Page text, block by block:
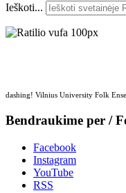
Ieškoti...
dashing! Vilnius University Folk
Bendraukime per /
Facebook
Instagram
YouTube
RSS